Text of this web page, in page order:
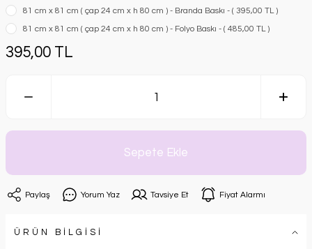
81 cm x 81 cm ( çap 24 cm x h 80 cm ) - Branda Baskı - ( 395,00 TL )
81 cm x 81 cm ( çap 24 cm x h 80 cm ) - Folyo Baskı - ( 485,00 TL )
395,00 TL
Sepete Ekle
Paylaş Yorum Yaz Tavsiye Et Fiyat Alarmı
ÜRÜN BİLGİSİ